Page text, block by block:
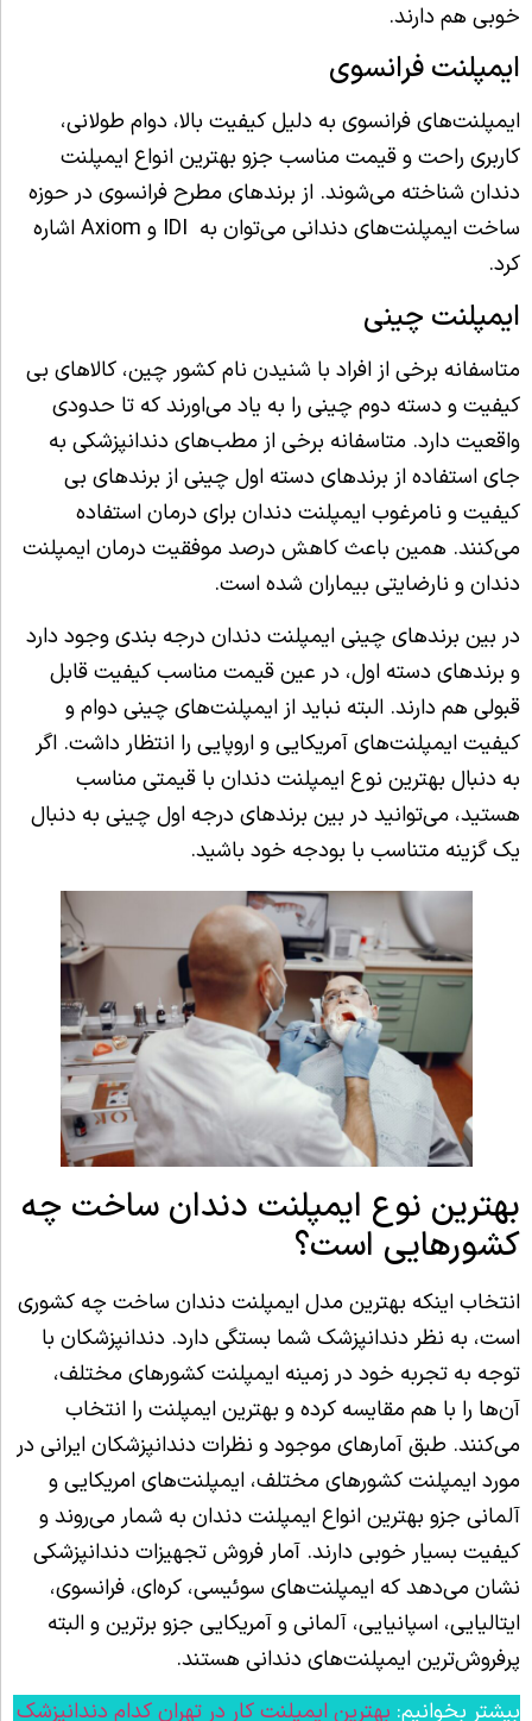
خوبی هم دارند.
ایمپلنت فرانسوی
ایمپلنت‌های فرانسوی به دلیل کیفیت بالا، دوام طولانی،
کاربری راحت و قیمت مناسب جزو بهترین انواع ایمپلنت
دندان شناخته می‌شوند. از برندهای مطرح فرانسوی در حوزه
ساخت ایمپلنت‌های دندانی می‌توان به IDI و Axiom اشاره
کرد.
ایمپلنت چینی
متاسفانه برخی از افراد با شنیدن نام کشور چین، کالاهای بی
کیفیت و دسته دوم چینی را به یاد می‌اورند که تا حدودی
واقعیت دارد. متاسفانه برخی از مطب‌های دندانپزشکی به
جای استفاده از برندهای دسته اول چینی از برندهای بی
کیفیت و نامرغوب ایمپلنت دندان برای درمان استفاده
می‌کنند. همین باعث کاهش درصد موفقیت درمان ایمپلنت
دندان و نارضایتی بیماران شده است.
در بین برندهای چینی ایمپلنت دندان درجه بندی وجود دارد
و برندهای دسته اول، در عین قیمت مناسب کیفیت قابل
قبولی هم دارند. البته نباید از ایمپلنت‌های چینی دوام و
کیفیت ایمپلنت‌های آمریکایی و اروپایی را انتظار داشت. اگر
به دنبال بهترین نوع ایمپلنت دندان با قیمتی مناسب
هستید، می‌توانید در بین برندهای درجه اول چینی به دنبال
یک گزینه متناسب با بودجه خود باشید.
بهترین نوع ایمپلنت دندان ساخت چه
کشورهایی است؟
انتخاب اینکه بهترین مدل ایمپلنت دندان ساخت چه کشوری
است، به نظر دندانپزشک شما بستگی دارد. دندانپزشکان با
توجه به تجربه خود در زمینه ایمپلنت کشورهای مختلف،
آن‌ها را با هم مقایسه کرده و بهترین ایمپلنت را انتخاب
می‌کنند. طبق آمارهای موجود و نظرات دندانپزشکان ایرانی در
مورد ایمپلنت کشورهای مختلف، ایمپلنت‌های امریکایی و
آلمانی جزو بهترین انواع ایمپلنت دندان به شمار می‌روند و
کیفیت بسیار خوبی دارند. آمار فروش تجهیزات دندانپزشکی
نشان می‌دهد که ایمپلنت‌های سوئیسی، کره‌ای، فرانسوی،
ایتالیایی، اسپانیایی، آلمانی و آمریکایی جزو برترین و البته
پرفروش‌ترین ایمپلنت‌های دندانی هستند.
بیشتر بخوانیم: بهترین ایمپلنت کار در تهران کدام دندانپزشک